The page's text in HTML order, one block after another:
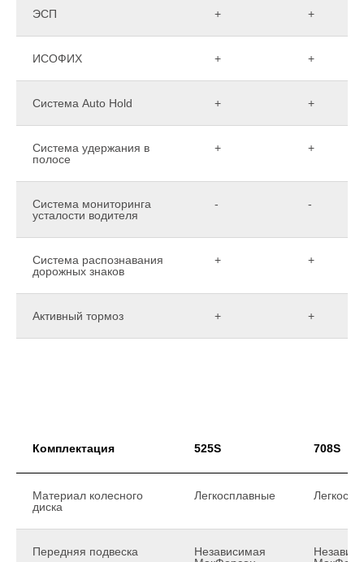
ЭСП + +
ИСОФИХ + +
Система Auto Hold + +
Система удержания в
полосе
+ +
Система мониторинга
усталости водителя
- -
Система распознавания
дорожных знаков
+ +
Активный тормоз + +
Комплектация 525S 708S
Материал колесного
диска
Легкосплавные
Передняя подвеска
Независимая